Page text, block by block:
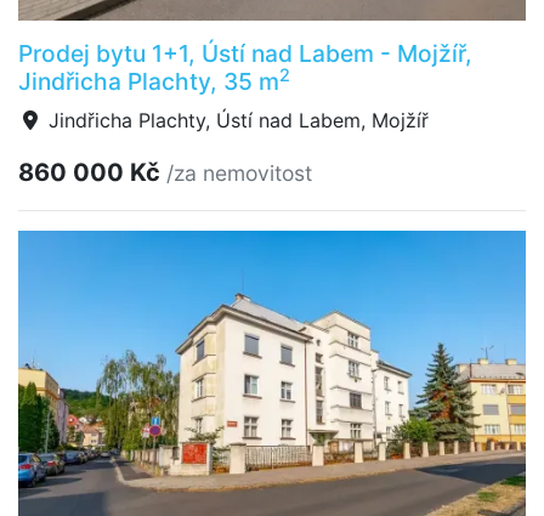
Prodej bytu 1+1, Ústí nad Labem - Mojžíř,
Jindřicha Plachty, 35 m2
Jindřicha Plachty, Ústí nad Labem, Mojžíř
860 000 Kč /za nemovitost